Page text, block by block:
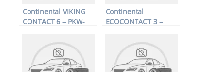
Continental VIKING
CONTACT 6 – PKW-
75T – Winterreifen
Continental
ECOCONTACT 3 –
R14 79T –
Sommerreifen